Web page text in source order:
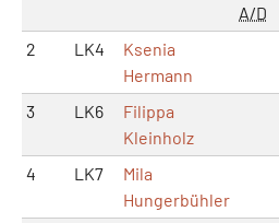
A/D
2 LK4
Ksenia
Hermann
3 LK6
Filippa
Kleinholz
4 LK7
Mila
Hungerbühler